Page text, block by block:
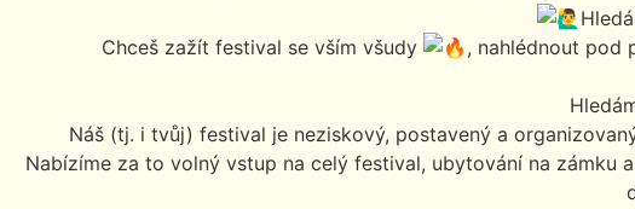
Chceš zažít festival se vším všudy
, nahlédnout pod
Náš (tj. i tvůj) festival je neziskový, postavený a
Nabízíme za to volný vstup na celý festival, ubytování na zámku